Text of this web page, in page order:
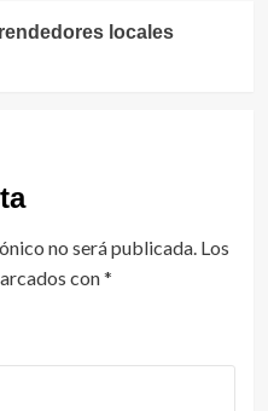
locales
no será publicada. Los
con*